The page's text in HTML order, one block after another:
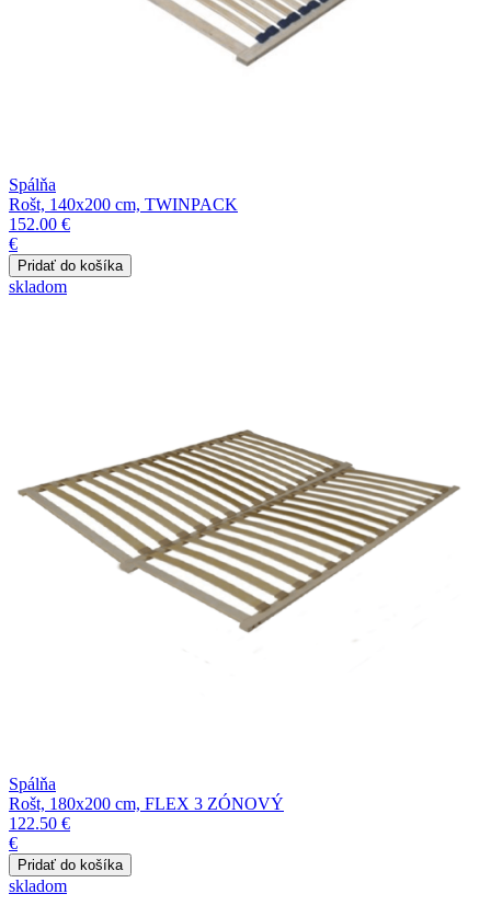
Spálňa
Rošt, 140x200 cm, TWINPACK
152.00 €
€
skladom
Spálňa
Rošt, 180x200 cm, FLEX 3 ZÓNOVÝ
122.50 €
€
skladom